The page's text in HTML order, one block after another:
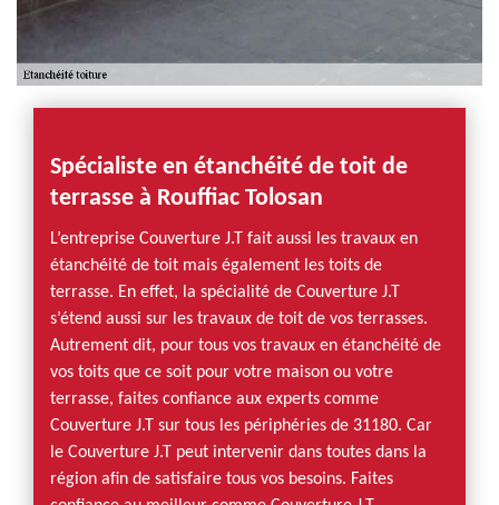
Spécialiste en étanchéité de toit de
terrasse à Rouffiac Tolosan
L’entreprise Couverture J.T fait aussi les travaux en
étanchéité de toit mais également les toits de
terrasse. En effet, la spécialité de Couverture J.T
s’étend aussi sur les travaux de toit de vos terrasses.
Autrement dit, pour tous vos travaux en étanchéité de
vos toits que ce soit pour votre maison ou votre
terrasse, faites confiance aux experts comme
Couverture J.T sur tous les périphéries de 31180. Car
le Couverture J.T peut intervenir dans toutes dans la
région afin de satisfaire tous vos besoins. Faites